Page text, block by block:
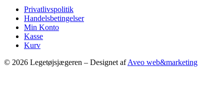
Privatlivspolitik
Handelsbetingelser
Min Konto
Kasse
Kurv
© 2026 Legetøjsjægeren – Designet afAveo web&marketing